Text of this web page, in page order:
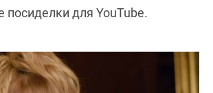
посиделки для YouTube.